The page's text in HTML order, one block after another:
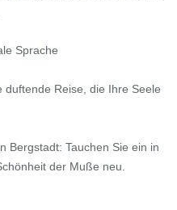
Sprache
Reise, die Ihre Seele
Bergstadt: Tauchen Sie ein in
der Muße neu.